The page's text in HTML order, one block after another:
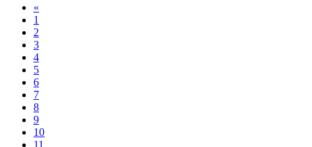
«
1
2
3
4
5
6
7
8
9
10
11